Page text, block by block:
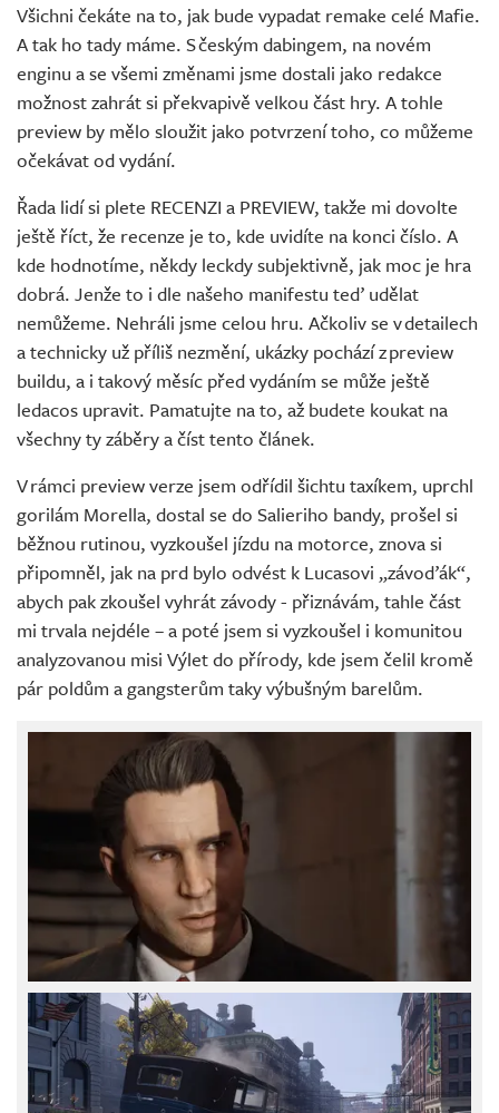
Všichni čekáte na to, jak bude vypadat remake celé Mafie.
A tak ho tady máme. S českým dabingem, na novém
enginu a se všemi změnami jsme dostali jako redakce
možnost zahrát si překvapivě velkou část hry. A tohle
preview by mělo sloužit jako potvrzení toho, co můžeme
očekávat od vydání.
Řada lidí si plete RECENZI a PREVIEW, takže mi dovolte
ještě říct, že recenze je to, kde uvidíte na konci číslo. A
kde hodnotíme, někdy leckdy subjektivně, jak moc je hra
dobrá. Jenže to i dle našeho manifestu teď udělat
nemůžeme. Nehráli jsme celou hru. Ačkoliv se v detailech
a technicky už příliš nezmění, ukázky pochází z preview
buildu, a i takový měsíc před vydáním se může ještě
ledacos upravit. Pamatujte na to, až budete koukat na
všechny ty záběry a číst tento článek.
V rámci preview verze jsem odřídil šichtu taxíkem, uprchl
gorilám Morella, dostal se do Salieriho bandy, prošel si
běžnou rutinou, vyzkoušel jízdu na motorce, znova si
připomněl, jak na prd bylo odvést k Lucasovi „závoďák“,
abych pak zkoušel vyhrát závody - přiznávám, tahle část
mi trvala nejdéle – a poté jsem si vyzkoušel i komunitou
analyzovanou misi Výlet do přírody, kde jsem čelil kromě
pár poldům a gangsterům taky výbušným barelům.